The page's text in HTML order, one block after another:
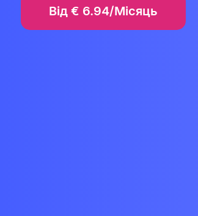
Від € 6.94/Місяць